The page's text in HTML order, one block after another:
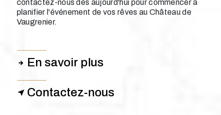
contactez-nous dès aujourd'hui pour commencer à
planifier l'événement de vos rêves au Château de
Vaugrenier.
En savoir plus
Contactez-nous